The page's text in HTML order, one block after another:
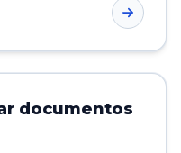
documentos